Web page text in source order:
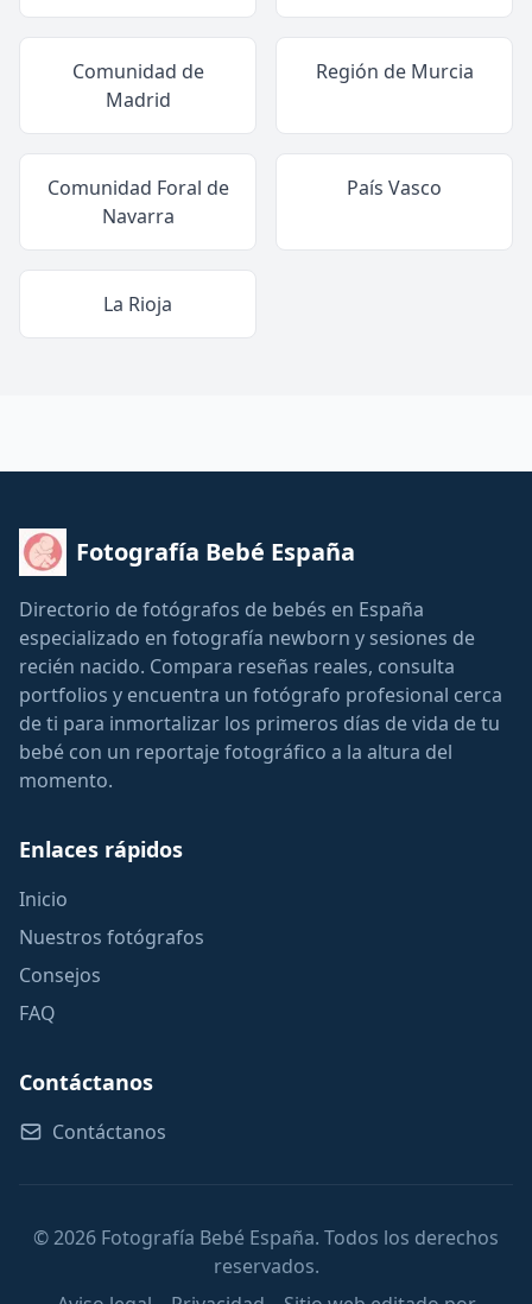
Comunidad de
Madrid
Región de Murcia
Comunidad Foral de
Navarra
País Vasco
La Rioja
Fotografía Bebé España
Directorio de fotógrafos de bebés en España
especializado en fotografía newborn y sesiones de
recién nacido. Compara reseñas reales, consulta
portfolios y encuentra un fotógrafo profesional cerca
de ti para inmortalizar los primeros días de vida de tu
bebé con un reportaje fotográfico a la altura del
momento.
Enlaces rápidos
Inicio
Nuestros fotógrafos
Consejos
FAQ
Contáctanos
Contáctanos
© 2026 Fotografía Bebé España. Todos los derechos
reservados.